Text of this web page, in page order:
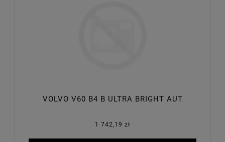
VOLVO V60 B4 B ULTRA BRIGHT AUT
1 742,19 zł